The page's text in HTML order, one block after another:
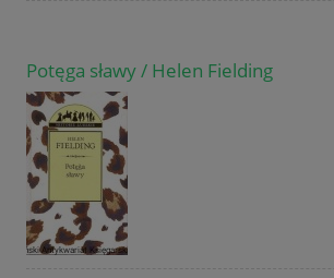
Potęga sławy / Helen Fielding